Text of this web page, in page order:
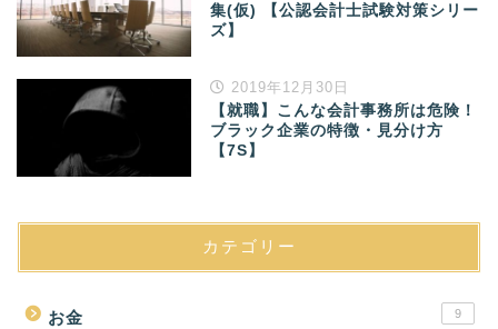
集(仮) 【公認会計士試験対策シリー
ズ】
2019年12月30日
【就職】こんな会計事務所は危険！
ブラック企業の特徴・見分け方
【7S】
カテゴリー
お金 9